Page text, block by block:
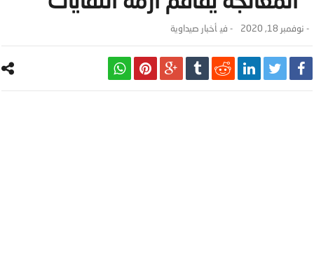
- نوفمبر 18, 2020 - ‎في أخبار صيداوية